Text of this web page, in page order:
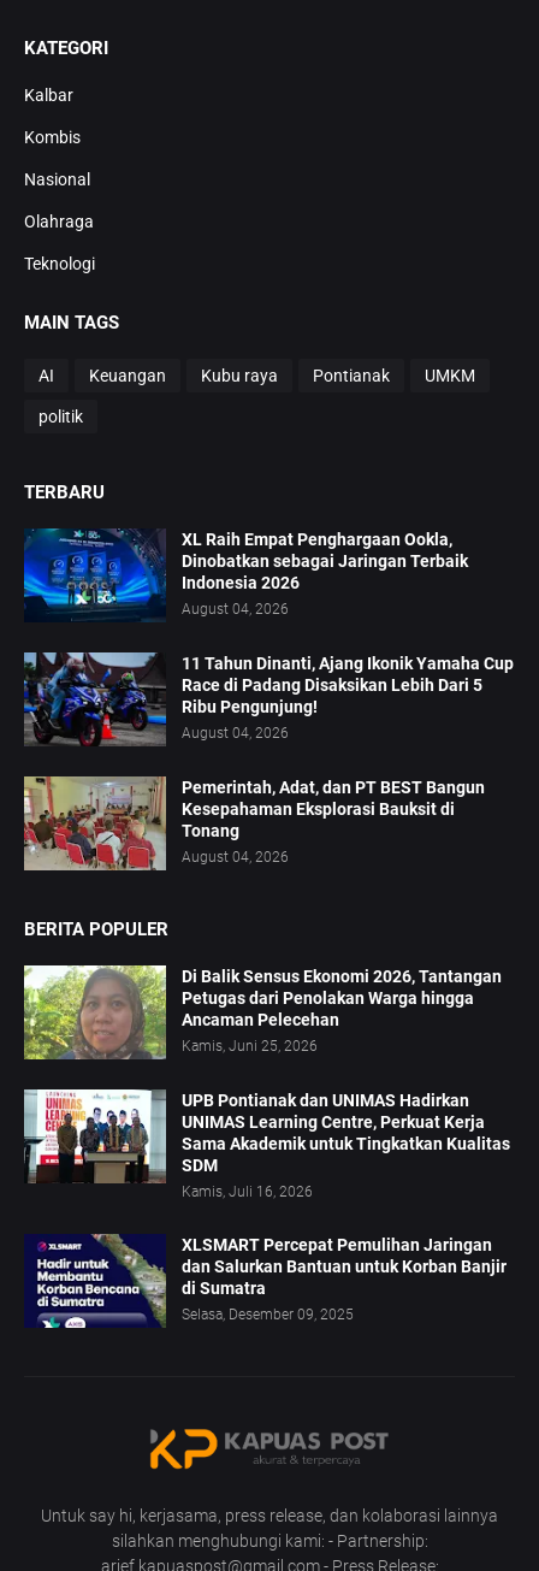
KATEGORI
Kalbar
Kombis
Nasional
Olahraga
Teknologi
MAIN TAGS
AI Keuangan Kubu raya Pontianak UMKM
politik
TERBARU
XL Raih Empat Penghargaan Ookla,
Dinobatkan sebagai Jaringan Terbaik
Indonesia 2026
August 04, 2026
11 Tahun Dinanti, Ajang Ikonik Yamaha Cup
Race di Padang Disaksikan Lebih Dari 5
Ribu Pengunjung!
August 04, 2026
Pemerintah, Adat, dan PT BEST Bangun
Kesepahaman Eksplorasi Bauksit di
Tonang
August 04, 2026
BERITA POPULER
Di Balik Sensus Ekonomi 2026, Tantangan
Petugas dari Penolakan Warga hingga
Ancaman Pelecehan
Kamis, Juni 25, 2026
UPB Pontianak dan UNIMAS Hadirkan
UNIMAS Learning Centre, Perkuat Kerja
Sama Akademik untuk Tingkatkan Kualitas
SDM
Kamis, Juli 16, 2026
XLSMART Percepat Pemulihan Jaringan
dan Salurkan Bantuan untuk Korban Banjir
di Sumatra
Selasa, Desember 09, 2025
Untuk say hi, kerjasama, press release, dan kolaborasi lainnya
silahkan menghubungi kami: - Partnership:
arief.kapuaspost@gmail.com - Press Release: